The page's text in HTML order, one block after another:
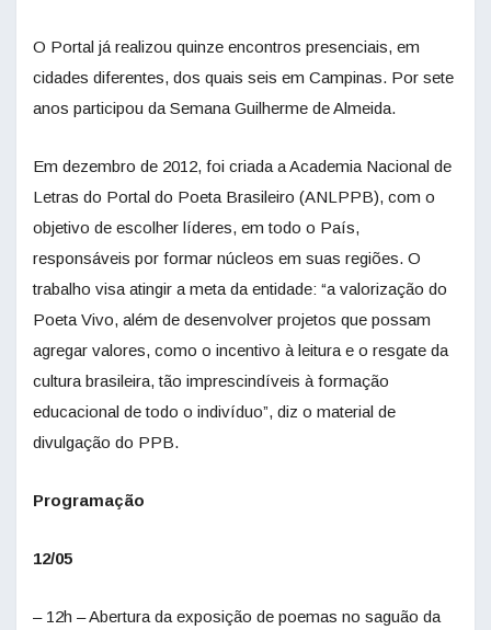
O Portal já realizou quinze encontros presenciais, em
cidades diferentes, dos quais seis em Campinas. Por sete
anos participou da Semana Guilherme de Almeida.
Em dezembro de 2012, foi criada a Academia Nacional de
Letras do Portal do Poeta Brasileiro (ANLPPB), com o
objetivo de escolher líderes, em todo o País,
responsáveis por formar núcleos em suas regiões. O
trabalho visa atingir a meta da entidade: “a valorização do
Poeta Vivo, além de desenvolver projetos que possam
agregar valores, como o incentivo à leitura e o resgate da
cultura brasileira, tão imprescindíveis à formação
educacional de todo o indivíduo”, diz o material de
divulgação do PPB.
Programação
12/05
– 12h – Abertura da exposição de poemas no saguão da